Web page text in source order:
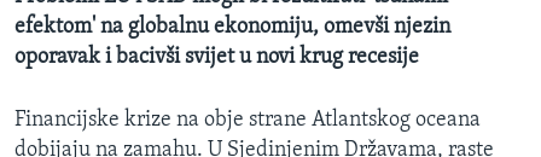
efektom' na globalnu ekonomiju, omevši njezin
oporavak i bacivši svijet u novi krug recesije
Financijske krize na obje strane Atlantskog oceana
dobijaju na zamahu. U Sjedinjenim Državama, raste